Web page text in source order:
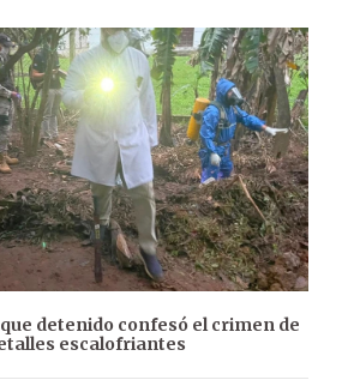
detenido confesó el crimen de
escalofriantes